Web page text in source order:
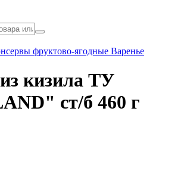
фруктово-ягодные Варенье
кизила ТУ
ст/б 460 г